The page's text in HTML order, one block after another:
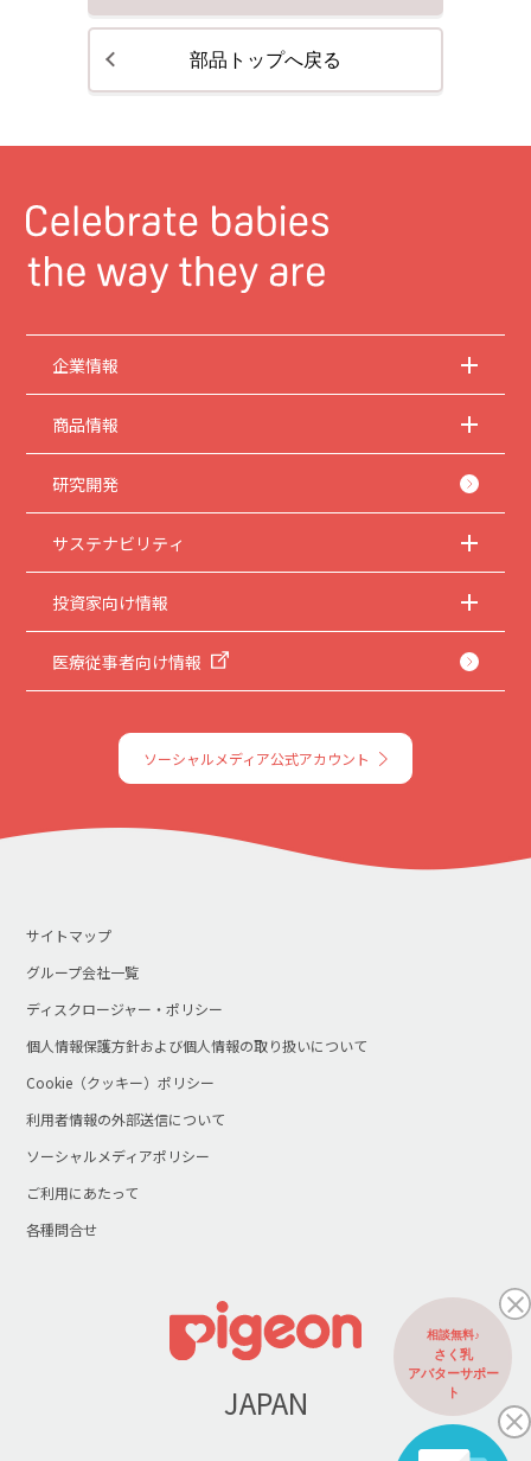
部品トップへ戻る
企業情報
商品情報
研究開発
サステナビリティ
投資家向け情報
医療従事者向け情報
ソーシャルメディア公式アカウント
サイトマップ
グループ会社一覧
ディスクロージャー・ポリシー
個人情報保護方針および個人情報の取り扱いについて
Cookie（クッキー）ポリシー
利用者情報の外部送信について
ソーシャルメディアポリシー
ご利用にあたって
各種問合せ
JAPAN
相談無料♪
さく乳
アバターサポー
ト